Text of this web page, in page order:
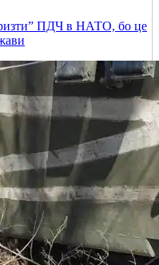
ПДЧ в НАТО, бо це